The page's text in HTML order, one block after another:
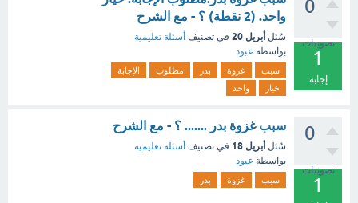
0
تصويتات
1
إجابة
واحد. (2 نقطة) ؟ - مع الشرح
سُئل أبريل 20 في تصنيف أسئلة تعليمية
بواسطة عبود
سبب غزوة بدر مطلوب
الإجابة
خيار
واحد
0
تصويتات
1
سبب غزوة بدر ....... ؟ - مع الشرح
سُئل أبريل 18 في تصنيف أسئلة تعليمية
بواسطة عبود
سبب غزوة بدر